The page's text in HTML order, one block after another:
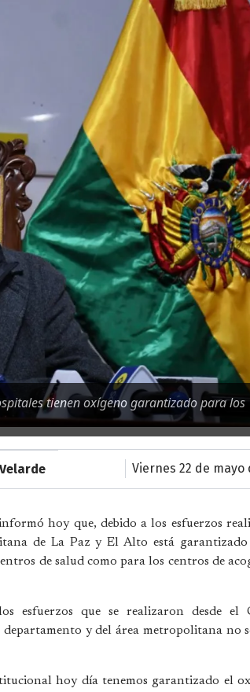
tienen oxígeno garantizado para los
viernes 22 de mayo
hoy que, debido a los esfuerzos
de La Paz y El Alto está
de salud como para los centros de
esfuerzos que se realizaron desde el
y del área metropolitana no
hoy día tenemos garantizado el